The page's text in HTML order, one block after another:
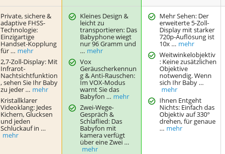
Private, sichere &
adaptive FHSS-
Technologie:
Einzigartige
Handset-Kopplung
für … mehr
2,7-Zoll-Display: Mit
Infrarot-
Nachtsichtfunktion
, sehen Sie Ihr Baby
zu jeder … mehr
Kristallklarer
Videoklang: Jedes
Kichern, Glucksen
und jeden
Schluckauf in …
mehr
Kleines Design &
leicht zu
transportieren: Das
Babyphone wiegt
nur 96 Gramm und
… mehr
Vox
Geräuscherkennun
g & Anti-Rauschen:
Im VOX-Modus
warnt Sie das
Babyfon … mehr
Zwei-Wege-
Gespräch &
Schlaflied: Das
Babyfon mit
kamera verfügt
über eine Zwei …
mehr
Mehr Sehen: Der
erweiterte 5-Zoll-
Display mit starker
720p-Auflösung ist
10x … mehr
Weitwinkelobjektiv
: Keine zusätzlichen
Objektive
notwendig. Wenn
sich Ihr Baby …
mehr
Ihnen Entgeht
Nichts: Einfach das
Objektiv auf 330°
drehen, für genaue
… mehr